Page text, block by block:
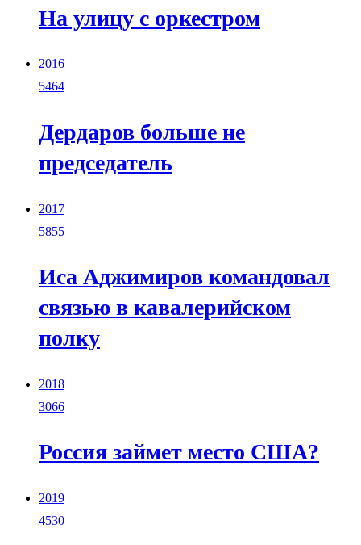
На улицу с оркестром
2016
5464
Дердаров больше не
председатель
2017
5855
Иса Аджимиров командовал
связью в кавалерийском
полку
2018
3066
Россия займет место США?
2019
4530